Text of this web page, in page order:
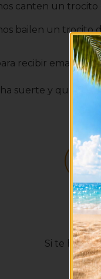
canten un trocito
bailen un trocito
recibir emails es
suerte y quién
Si te ha